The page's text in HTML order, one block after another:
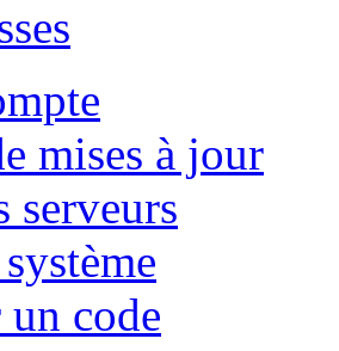
mises à jour
serveurs
code